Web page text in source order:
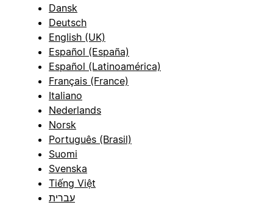
Dansk
Deutsch
English (UK)
Español (España)
Español (Latinoamérica)
Français (France)
Italiano
Nederlands
Norsk
Português (Brasil)
Suomi
Svenska
Tiếng Việt
עברית